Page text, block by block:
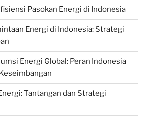
Pasokan Energi di Indonesia
Energi di Indonesia: Strategi
Energi Global: Peran Indonesia
Tantangan dan Strategi